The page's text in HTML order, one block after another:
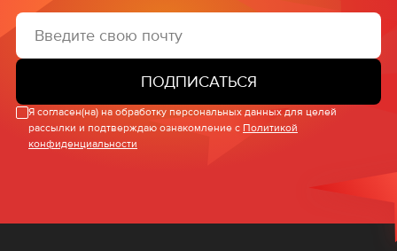
ПОДПИСАТЬСЯ
Я согласен(на) на обработку персональных данных для целей
рассылки и подтверждаю ознакомление с Политикой
конфиденциальности